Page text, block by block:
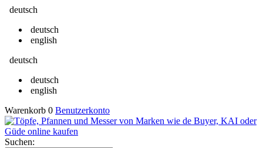
deutsch
deutsch
english
deutsch
deutsch
english
Warenkorb 0 Benutzerkonto
Suchen: